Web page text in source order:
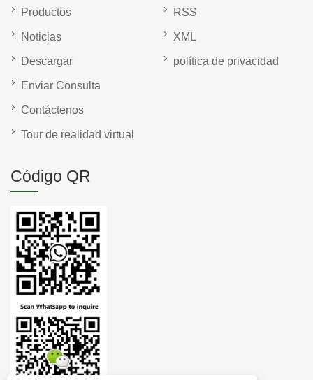
Productos
Noticias
Descargar
Enviar Consulta
Contáctenos
Tour de realidad virtual
RSS
XML
política de privacidad
Código QR